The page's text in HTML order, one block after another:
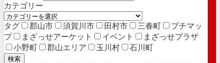
カテゴリー
タグ 郡山市 須賀川市 田村市 三春町
プチマッ
プ
まざっせアーケット イベント
まざっせプラザ
小野町
郡山エリア 玉川村 石川町
検索